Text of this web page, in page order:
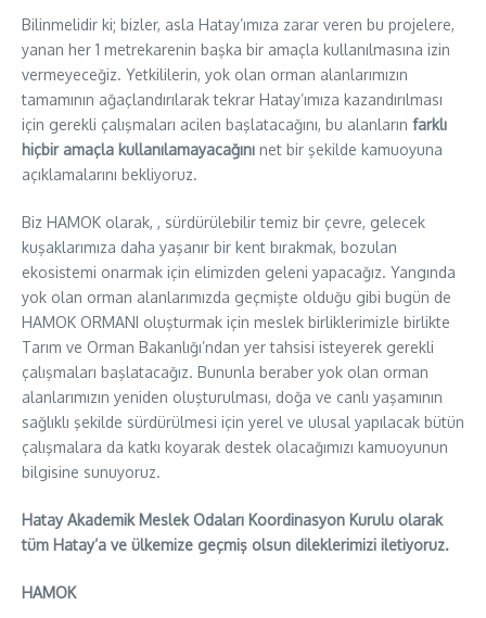
Bilinmelidir ki; bizler, asla Hatay’ımıza zarar veren bu projelere,
yanan her 1 metrekarenin başka bir amaçla kullanılmasına izin
vermeyeceğiz. Yetkililerin, yok olan orman alanlarımızın
tamamının ağaçlandırılarak tekrar Hatay’ımıza kazandırılması
için gerekli çalışmaları acilen başlatacağını, bu alanların farklı
hiçbir amaçla kullanılamayacağını net bir şekilde kamuoyuna
açıklamalarını bekliyoruz.
Biz HAMOK olarak, , sürdürülebilir temiz bir çevre, gelecek
kuşaklarımıza daha yaşanır bir kent bırakmak, bozulan
ekosistemi onarmak için elimizden geleni yapacağız. Yangında
yok olan orman alanlarımızda geçmişte olduğu gibi bugün de
HAMOK ORMANI oluşturmak için meslek birliklerimizle birlikte
Tarım ve Orman Bakanlığı’ndan yer tahsisi isteyerek gerekli
çalışmaları başlatacağız. Bununla beraber yok olan orman
alanlarımızın yeniden oluşturulması, doğa ve canlı yaşamının
sağlıklı şekilde sürdürülmesi için yerel ve ulusal yapılacak bütün
çalışmalara da katkı koyarak destek olacağımızı kamuoyunun
bilgisine sunuyoruz.
Hatay Akademik Meslek Odaları Koordinasyon Kurulu olarak
tüm Hatay’a ve ülkemize geçmiş olsun dileklerimizi iletiyoruz.
HAMOK